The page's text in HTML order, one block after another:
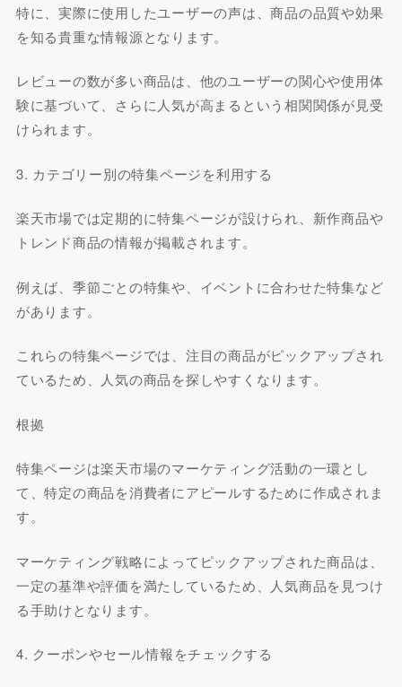
特に、実際に使用したユーザーの声は、商品の品質や効果
を知る貴重な情報源となります。
レビューの数が多い商品は、他のユーザーの関心や使用体
験に基づいて、さらに人気が高まるという相関関係が見受
けられます。
3. カテゴリー別の特集ページを利用する
楽天市場では定期的に特集ページが設けられ、新作商品や
トレンド商品の情報が掲載されます。
例えば、季節ごとの特集や、イベントに合わせた特集など
があります。
これらの特集ページでは、注目の商品がピックアップされ
ているため、人気の商品を探しやすくなります。
根拠
特集ページは楽天市場のマーケティング活動の一環とし
て、特定の商品を消費者にアピールするために作成されま
す。
マーケティング戦略によってピックアップされた商品は、
一定の基準や評価を満たしているため、人気商品を見つけ
る手助けとなります。
4. クーポンやセール情報をチェックする